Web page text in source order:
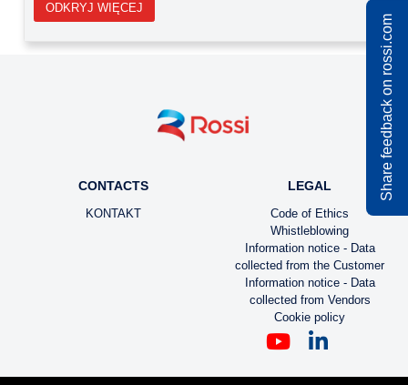
ODKRYJ WIĘCEJ
CONTACTS
KONTAKT
LEGAL
Code of Ethics
Whistleblowing
Information notice - Data
collected from the Customer
Information notice - Data
collected from Vendors
Cookie policy
Share feedback on rossi.com